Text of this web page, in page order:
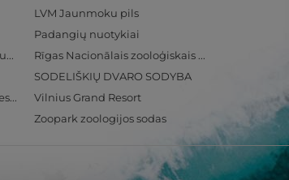
LVM Jaunmoku pils
Padangių nuotykiai
Radisson Blu Hotel & Spa, Daugava Riga
Rīgas Nacionālais zooloģiskais dārzs
SODELIŠKIŲ DVARO SODYBA
Ventspils Olimpiskā centra viesnīca
Vilnius Grand Resort
Zoopark zoologijos sodas